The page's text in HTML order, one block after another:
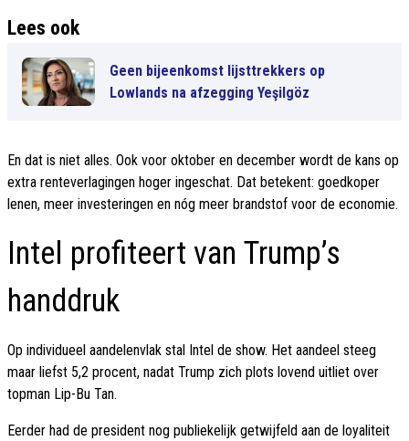
Lees ook
Geen bijeenkomst lijsttrekkers op
Lowlands na afzegging Yeşilgöz
En dat is niet alles. Ook voor oktober en december wordt de kans op
extra renteverlagingen hoger ingeschat. Dat betekent: goedkoper
lenen, meer investeringen en nóg meer brandstof voor de economie.
Intel profiteert van Trump’s
handdruk
Op individueel aandelenvlak stal Intel de show. Het aandeel steeg
maar liefst 5,2 procent, nadat Trump zich plots lovend uitliet over
topman Lip-Bu Tan.
Eerder had de president nog publiekelijk getwijfeld aan de loyaliteit